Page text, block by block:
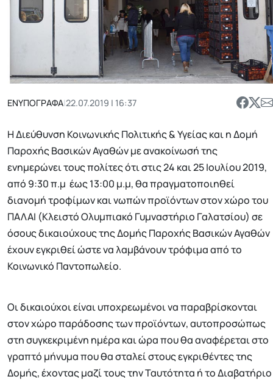
ΕΝΥΠΟΓΡΑΦΑ|22.07.2019 | 16:37
Η Διεύθυνση Κοινωνικής Πολιτικής & Υγείας και η Δομή
Παροχής Βασικών Αγαθών με ανακοίνωσή της
ενημερώνει τους πολίτες ότι στις 24 και 25 Ιουλίου 2019,
από 9:30 π.μ έως 13:00 μ.μ, θα πραγματοποιηθεί
διανομή τροφίμων και νωπών προϊόντων στον χώρο του
ΠΑΛΑΙ (Κλειστό Ολυμπιακό Γυμναστήριο Γαλατσίου) σε
όσους δικαιούχους της Δομής Παροχής Βασικών Αγαθών
έχουν εγκριθεί ώστε να λαμβάνουν τρόφιμα από το
Κοινωνικό Παντοπωλείο.
Οι δικαιούχοι είναι υποχρεωμένοι να παραβρίσκονται
στον χώρο παράδοσης των προϊόντων, αυτοπροσώπως
στη συγκεκριμένη ημέρα και ώρα που θα αναφέρεται στο
γραπτό μήνυμα που θα σταλεί στους εγκριθέντες της
Δομής, έχοντας μαζί τους την Ταυτότητα ή το Διαβατήριο